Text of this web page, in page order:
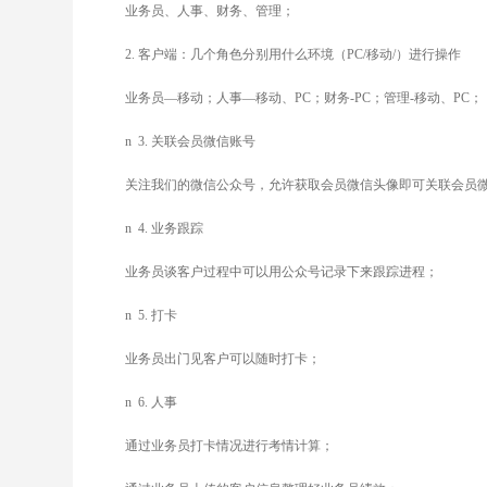
业务员、人事、财务、管理；
2. 客户端：几个角色分别用什么环境（PC/移动/）进行操作
业务员—移动；人事—移动、PC；财务-PC；管理-移动、PC；
n 3. 关联会员微信账号
关注我们的微信公众号，允许获取会员微信头像即可关联会员
n 4. 业务跟踪
业务员谈客户过程中可以用公众号记录下来跟踪进程；
n 5. 打卡
业务员出门见客户可以随时打卡；
n 6. 人事
通过业务员打卡情况进行考情计算；